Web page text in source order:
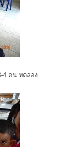
4 คน ทดลอง